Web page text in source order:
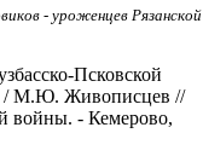
- уроженцев Рязанской
Псковской
/ М.Ю. Живописцев //
войны. - Кемерово,